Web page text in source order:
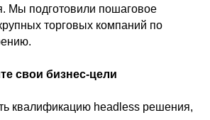
Мы подготовили пошаговое
торговых компаний по
свои бизнес-цели
квалификацию headless решения,